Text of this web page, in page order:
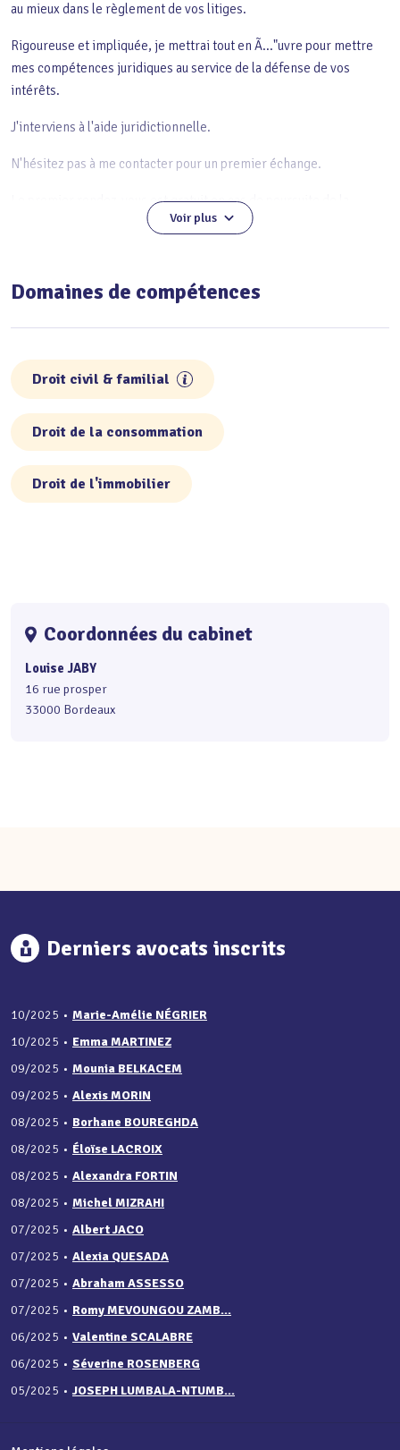
au mieux dans le règlement de vos litiges.
Rigoureuse et impliquée, je mettrai tout en Ã..."uvre pour mettre
mes compétences juridiques au service de la défense de vos
intérêts.
J'interviens à l'aide juridictionnelle.
N'hésitez pas à me contacter pour un premier échange.
Le premier rendez-vous est gratuit en cas de poursuite de la
Voir plus
Domaines de compétences
Droit civil & familial
Droit de la consommation
Droit de l'immobilier
Coordonnées du cabinet
Louise JABY
16 rue prosper
33000 Bordeaux
Derniers avocats inscrits
10/2025 • Marie-Amélie NÉGRIER
10/2025 • Emma MARTINEZ
09/2025 • Mounia BELKACEM
09/2025 • Alexis MORIN
08/2025 • Borhane BOUREGHDA
08/2025 • Éloïse LACROIX
08/2025 • Alexandra FORTIN
08/2025 • Michel MIZRAHI
07/2025 • Albert JACO
07/2025 • Alexia QUESADA
07/2025 • Abraham ASSESSO
07/2025 • Romy MEVOUNGOU ZAMB...
06/2025 • Valentine SCALABRE
06/2025 • Séverine ROSENBERG
05/2025 • JOSEPH LUMBALA-NTUMB...